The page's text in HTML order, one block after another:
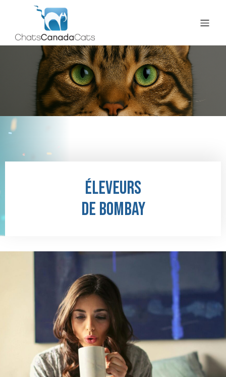
Éleveurs
de bombay